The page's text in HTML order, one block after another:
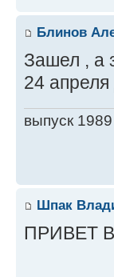
Блинов
Зашел , а
24
выпуск
Шпак
ПРИВЕТ